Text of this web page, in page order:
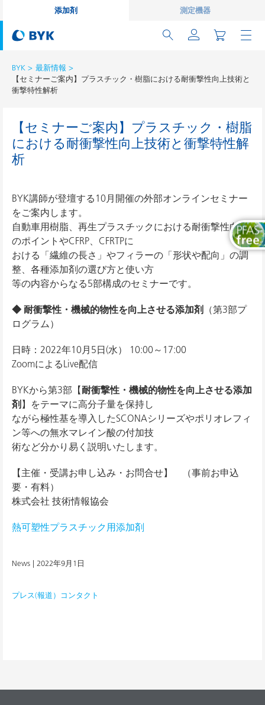
添加剤 測定機器
BYK
最新情報
【セミナーご案内】プラスチック・樹脂における耐衝撃性向上技術と
衝撃特性解析
【セミナーご案内】プラスチック・樹脂
における耐衝撃性向上技術と衝撃特性解
析
BYK講師が登壇する10月開催の外部オンラインセミナー
をご案内します。
自動車用樹脂、再生プラスチックにおける耐衝撃性向上
のポイントやCFRP、CFRTPに
おける「繊維の長さ」やフィラーの「形状や配向」の調
整、各種添加剤の選び方と使い方
等の内容からなる5部構成のセミナーです。
◆ 耐衝撃性・機械的物性を向上させる添加剤
（第3部プ
ログラム）
日時：2022年10月5日(水） 10:00～17:00
ZoomによるLive配信
BYKから第3部【耐衝撃性・機械的物性を向上させる添加
剤 】をテーマに高分子量を保持し
ながら極性基を導入したSCONAシリーズやポリオレフィ
ン等への無水マレイン酸の付加技
術など分かり易く説明いたします。
【主催・受講お申し込み・お問合せ】 （事前お申込
要・有料）
株式会社 技術情報協会
熱可塑性プラスチック用添加剤
News | 2022年9月1日
プレス(報道）コンタクト